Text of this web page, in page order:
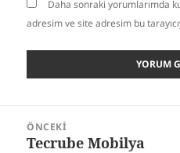
Daha sonraki yorumlarımda
adresim ve site adresim bu
gezinmesi
ÖNCEKI
Önceki
Tecrube Mobilya